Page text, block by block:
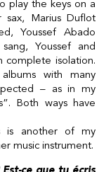
play the keys on a
Marius Duflot
Youssef Abado
Youssef and
complete isolation.
with many
– as in my
Both ways have
is another of my
music instrument.